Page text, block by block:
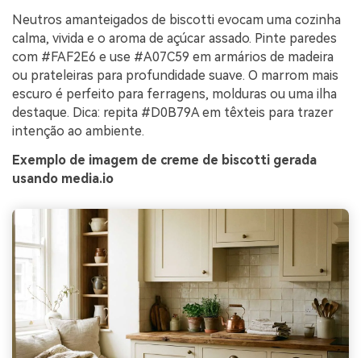
Neutros amanteigados de biscotti evocam uma cozinha
calma, vivida e o aroma de açúcar assado. Pinte paredes
com #FAF2E6 e use #A07C59 em armários de madeira
ou prateleiras para profundidade suave. O marrom mais
escuro é perfeito para ferragens, molduras ou uma ilha
destaque. Dica: repita #D0B79A em têxteis para trazer
intenção ao ambiente.
Exemplo de imagem de creme de biscotti gerada
usando media.io